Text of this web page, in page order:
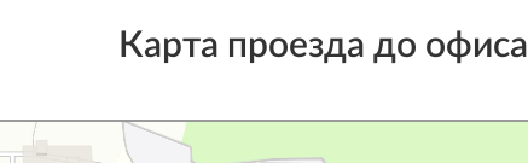
Карта проезда до офиса